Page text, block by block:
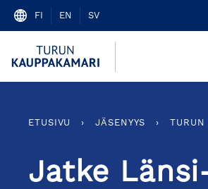
Skip
FI EN SV
ETUSIVU › JÄSENYYS › TURUN
Jatke